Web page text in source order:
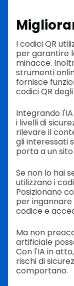
I codici QR
per garantire
minacce.
strumenti
fornisce
codici QR
Integrando
i livelli di
rilevare il
gli interessati
porta a un
Se non lo hai
utilizzano i
Posizionano
per
codice e
Ma non
artificiale
Con l'IA in
rischi di
comportano.